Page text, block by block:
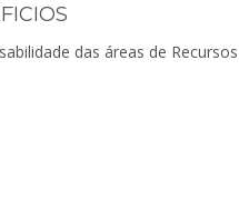
das áreas de